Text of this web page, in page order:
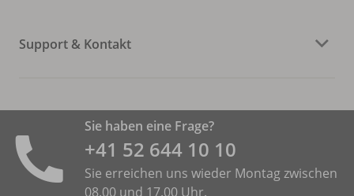
Support & Kontakt
Sie haben eine Frage?
+41 52 644 10 10
Sie erreichen uns wieder Montag zwischen
08.00 und 17.00 Uhr.